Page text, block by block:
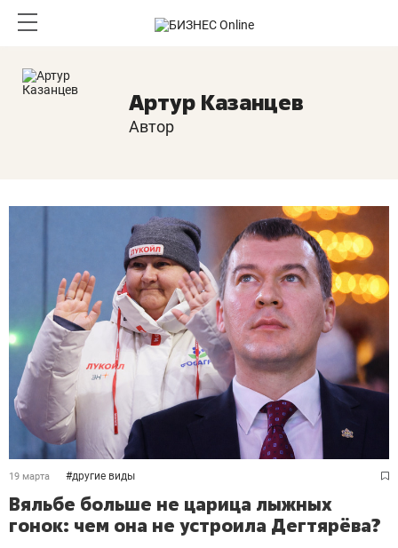
Артур Казанцев
Автор
19 марта #другие виды
Вяльбе больше не царица лыжных
гонок: чем она не устроила Дегтярёва?